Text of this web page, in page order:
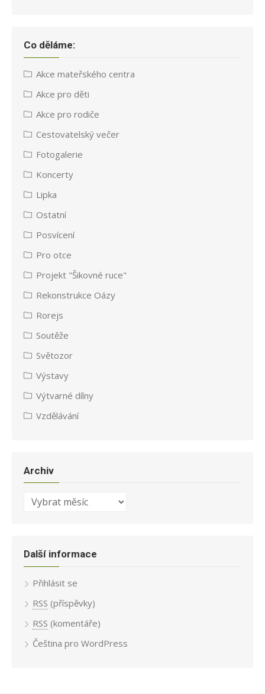
Co děláme:
Akce mateřského centra
Akce pro děti
Akce pro rodiče
Cestovatelský večer
Fotogalerie
Koncerty
Lipka
Ostatní
Posvícení
Pro otce
Projekt "Šikovné ruce"
Rekonstrukce Oázy
Rorejs
Soutěže
Světozor
Výstavy
Výtvarné dílny
Vzdělávání
Archiv
Archiv
Další informace
Přihlásit se
RSS (příspěvky)
RSS (komentáře)
Čeština pro WordPress